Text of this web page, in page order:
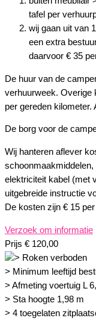
tafel per
wij gaan uit van
een extra
daarvoor € 35
De huur van de
verhuurweek. Overige
per gereden kilometer.
De borg voor de
Wij hanteren aflever
elektriciteit kabel (met
uitgebreide instructie
De kosten zijn € 15
Verzoek om informatie
Prijs € 120,00
> Minimum leeftijd
> Afmeting voertuig L
> Sta hoogte 1,98 m
> 4 toegelaten